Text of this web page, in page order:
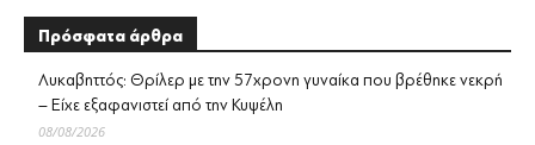
Πρόσφατα άρθρα
Λυκαβηττός: Θρίλερ με την 57χρονη γυναίκα που βρέθηκε νεκρή
– Είχε εξαφανιστεί από την Κυψέλη
08/08/2026